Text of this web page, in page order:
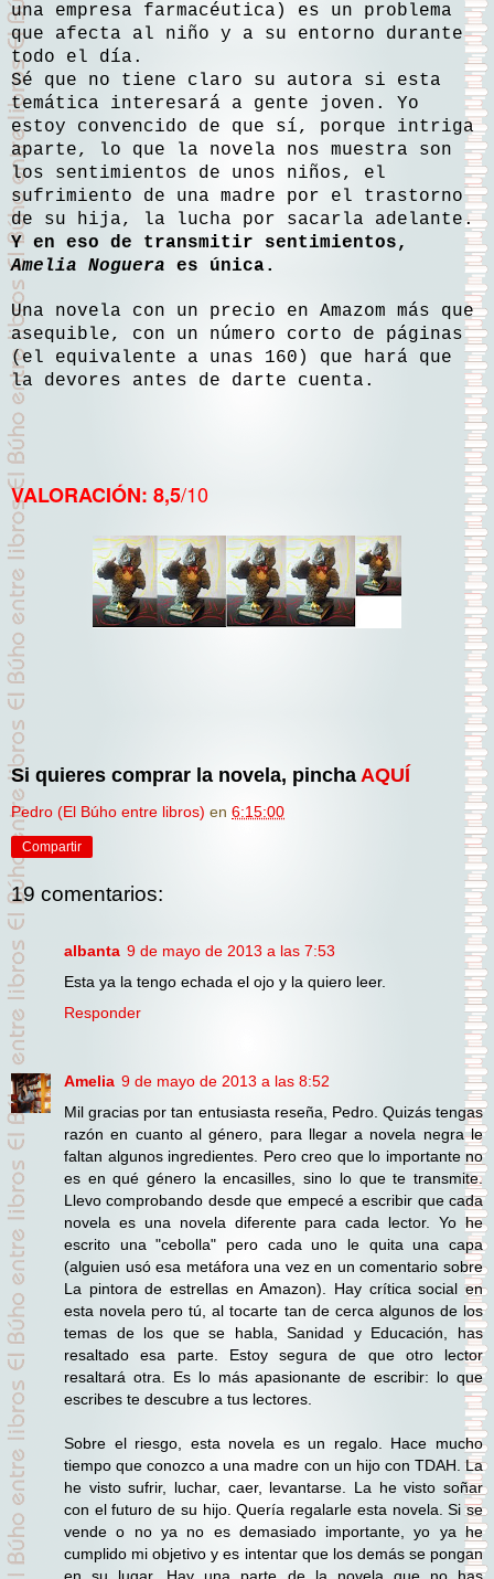
una empresa farmacéutica) es un problema
que afecta al niño y a su entorno durante
todo el día.
Sé que no tiene claro su autora si esta
temática interesará a gente joven. Yo
estoy convencido de que sí, porque intriga
aparte, lo que la novela nos muestra son
los sentimientos de unos niños, el
sufrimiento de una madre por el trastorno
de su hija, la lucha por sacarla adelante.
Y en eso de transmitir sentimientos,
Amelia Noguera es única.
Una novela con un precio en Amazom más que
asequible, con un número corto de páginas
(el equivalente a unas 160) que hará que
la devores antes de darte cuenta.
VALORACIÓN: 8,5/10
Si quieres comprar la novela, pincha AQUÍ
Pedro (El Búho entre libros) en 6:15:00
Compartir
19 comentarios:
albanta 9 de mayo de 2013 a las 7:53
Esta ya la tengo echada el ojo y la quiero leer.
Responder
Amelia 9 de mayo de 2013 a las 8:52
Mil gracias por tan entusiasta reseña, Pedro. Quizás tengas
razón en cuanto al género, para llegar a novela negra le
faltan algunos ingredientes. Pero creo que lo importante no
es en qué género la encasilles, sino lo que te transmite.
Llevo comprobando desde que empecé a escribir que cada
novela es una novela diferente para cada lector. Yo he
escrito una "cebolla" pero cada uno le quita una capa
(alguien usó esa metáfora una vez en un comentario sobre
La pintora de estrellas en Amazon). Hay crítica social en
esta novela pero tú, al tocarte tan de cerca algunos de los
temas de los que se habla, Sanidad y Educación, has
resaltado esa parte. Estoy segura de que otro lector
resaltará otra. Es lo más apasionante de escribir: lo que
escribes te descubre a tus lectores.
Sobre el riesgo, esta novela es un regalo. Hace mucho
tiempo que conozco a una madre con un hijo con TDAH. La
he visto sufrir, luchar, caer, levantarse. La he visto soñar
con el futuro de su hijo. Quería regalarle esta novela. Si se
vende o no ya no es demasiado importante, yo ya he
cumplido mi objetivo y es intentar que los demás se pongan